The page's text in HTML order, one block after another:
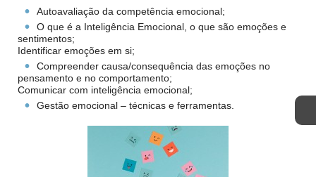
Autoavaliação da competência emocional;
O que é a Inteligência Emocional, o que são emoções e
sentimentos;
Identificar emoções em si;
Compreender causa/consequência das emoções no
pensamento e no comportamento;
Comunicar com inteligência emocional;
Gestão emocional – técnicas e ferramentas.